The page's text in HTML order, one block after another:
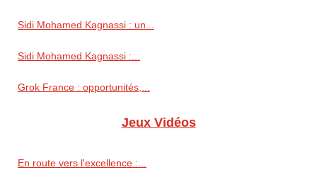
Sidi Mohamed Kagnassi : un...
Sidi Mohamed Kagnassi :...
Grok France : opportunités,...
Jeux Vidéos
En route vers l'excellence :...